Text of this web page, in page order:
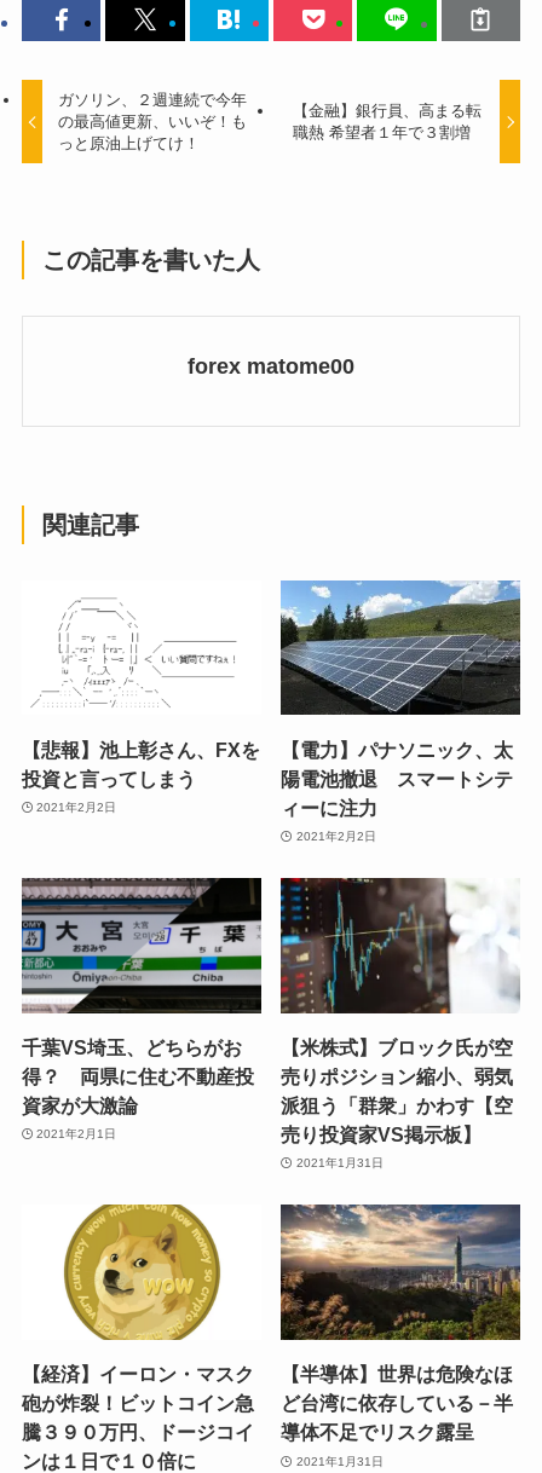
ガソリン、２週連続で今年
の最高値更新、いいぞ！も
っと原油上げてけ！
【金融】銀行員、高まる転
職熱 希望者１年で３割増
この記事を書いた人
forex matome00
関連記事
【悲報】池上彰さん、FXを
投資と言ってしまう
2021年2月2日
【電力】パナソニック、太
陽電池撤退 スマートシテ
ィーに注力
2021年2月2日
千葉VS埼玉、どちらがお
得？ 両県に住む不動産投
資家が大激論
2021年2月1日
【米株式】ブロック氏が空
売りポジション縮小、弱気
派狙う「群衆」かわす【空
売り投資家VS掲示板】
2021年1月31日
【経済】イーロン・マスク
砲が炸裂！ビットコイン急
騰３９０万円、ドージコイ
ンは１日で１０倍に
【半導体】世界は危険なほ
ど台湾に依存している－半
導体不足でリスク露呈
2021年1月31日